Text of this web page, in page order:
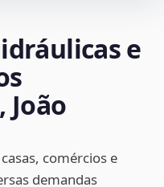
e
João
comércios e
demandas